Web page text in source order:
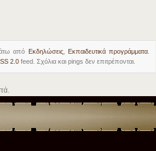
από Εκδηλώσεις, Εκπαιδευτικά προγράμματα
2.0 feed. Σχόλια και pings δεν επιτρέπονται.